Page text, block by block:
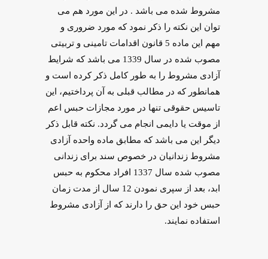
مشروط شده می باشد . در این مورد هم می
توان این نکته را ذکر نمود که مورد ضروری و
مهم این ماده 5 قانون اقدامات تامینی و تربیتی
مصوب شده در سال 1339 می باشد که شرایط
آزادی مشروط را به طور کامل ذکر کرده است و
همانطور که در مطالب قبلی به آن پرداختیم، این
تاسیس حقوقی تنها در مورد مجازات حبس اعم
از موقت یا دایمی انجام می گردد. نکته قابل ذکر
دیگر این می باشد که مطابق ماده واحده آزادی
مشروط زندانیان در خصوص سند برای زندانی
مصوب شده سال 1337 افراد محکوم به حبس
ابد، بعد از سپری نمودن 12 سال از مدت زمان
حبس خود این حق را دارند که از آزادی مشروط
استفاده نمایند.